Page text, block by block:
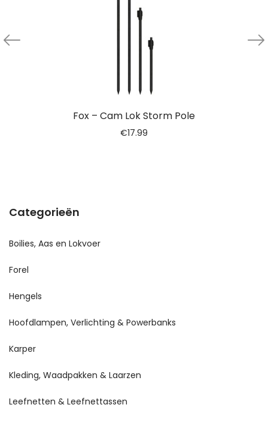
Fox – Cam Lok Storm Pole
€17.99
Categorieën
Boilies, Aas en Lokvoer
Forel
Hengels
Hoofdlampen, Verlichting & Powerbanks
Karper
Kleding, Waadpakken & Laarzen
Leefnetten & Leefnettassen